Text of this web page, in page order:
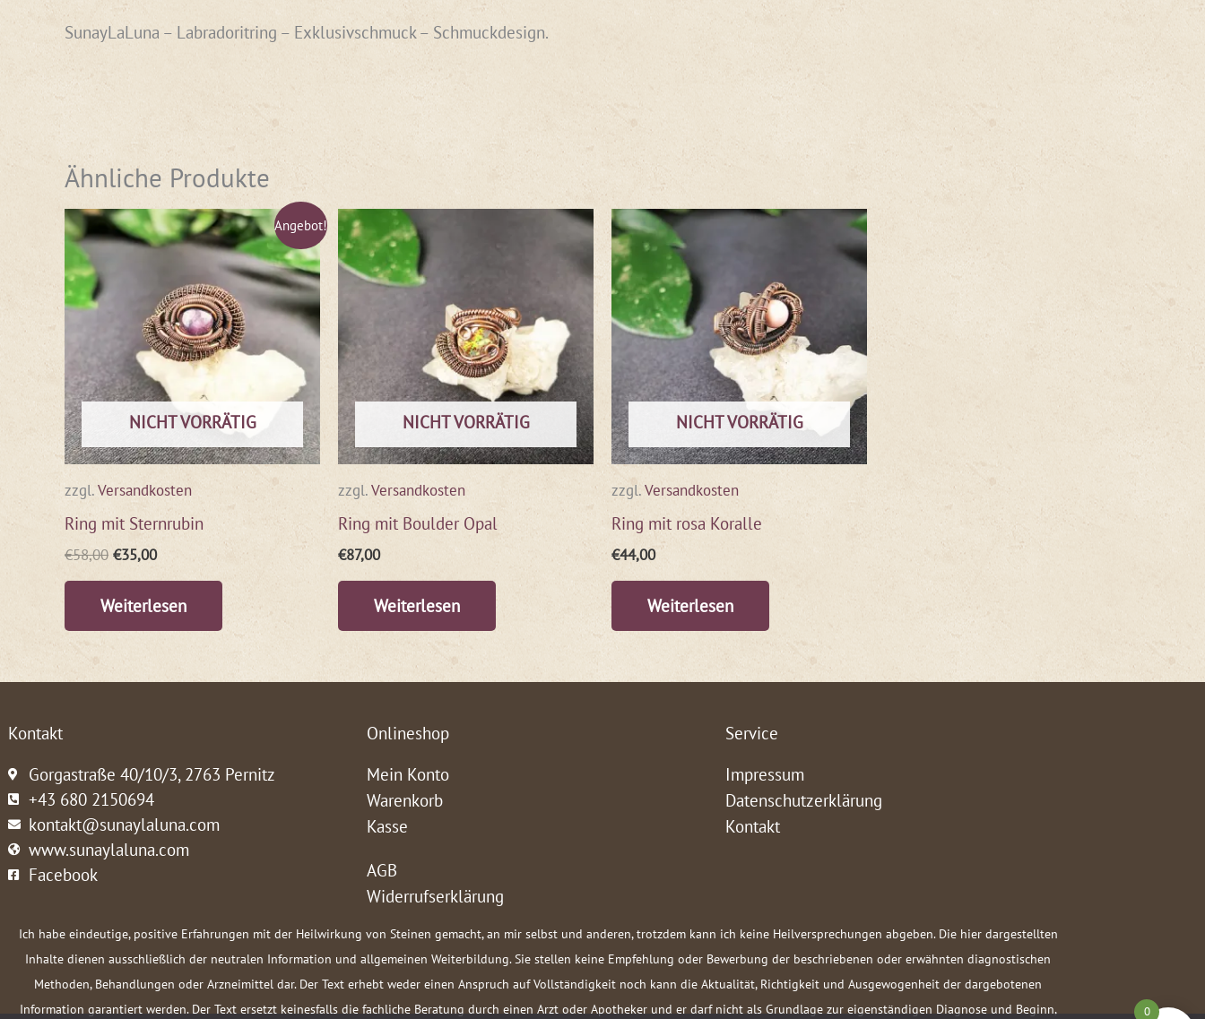
SunayLaLuna – Labradoritring – Exklusivschmuck – Schmuckdesign.
Ähnliche Produkte
Angebot!
NICHT VORRÄTIG
zzgl.Versandkosten
Ring mit Sternrubin
€58,00
Ursprünglicher
Preis
€35,00
Aktueller
Preis
Weiterlesen
NICHT VORRÄTIG
zzgl.Versandkosten
Ring mit Boulder Opal
€87,00
Weiterlesen
NICHT VORRÄTIG
zzgl.Versandkosten
Ring mit rosa Koralle
€44,00
Weiterlesen
Kontakt
Gorgastraße 40/10/3, 2763 Pernitz
+43 680 2150694
kontakt@sunaylaluna.com
www.sunaylaluna.com
Facebook
Onlineshop
Mein Konto
Warenkorb
Kasse
AGB
Widerrufserklärung
Service
Impressum
Datenschutzerklärung
Kontakt
Ich habe eindeutige, positive Erfahrungen mit der Heilwirkung von Steinen gemacht, an mir selbst und anderen, trotzdem kann ich keine Heilversprechungen abgeben. Die hier dargestellten
Inhalte dienen ausschließlich der neutralen Information und allgemeinen Weiterbildung. Sie stellen keine Empfehlung oder Bewerbung der beschriebenen oder erwähnten diagnostischen
Methoden, Behandlungen oder Arzneimittel dar. Der Text erhebt weder einen Anspruch auf Vollständigkeit noch kann die Aktualität, Richtigkeit und Ausgewogenheit der dargebotenen
Information garantiert werden. Der Text ersetzt keinesfalls die fachliche Beratung durch einen Arzt oder Apotheker und er darf nicht als Grundlage zur eigenständigen Diagnose und Beginn,
0